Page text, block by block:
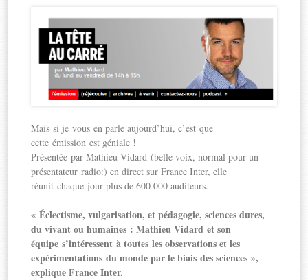
Mais si je vous en parle aujourd’hui, c’est que
cette émission est géniale !
Présentée par Mathieu Vidard (belle voix, normal pour un
présentateur radio:) en direct sur France Inter, elle
réunit chaque jour plus de 600 000 auditeurs.
« Éclectisme, vulgarisation, et pédagogie, sciences dures,
du vivant ou humaines : Mathieu Vidard et son
équipe s’intéressent à toutes les observations et les
expérimentations du monde par le biais des sciences »,
explique France Inter.